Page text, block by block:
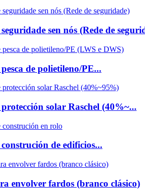
sen nós (Rede de
de polietileno/PE...
protección solar Raschel (40%~...
construción de edificios...
envolver fardos (branco clásico)